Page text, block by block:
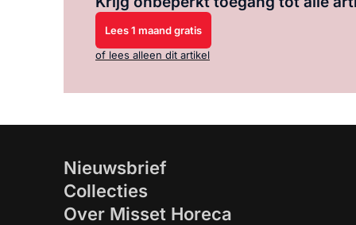
Lees 1 maand gratis
of lees alleen dit artikel
Nieuwsbrief
Collecties
Over Misset Horeca